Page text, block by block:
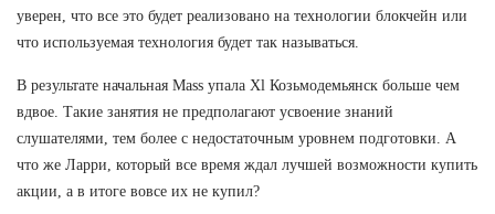
уверен, что все это будет реализовано на технологии блокчейн или
что используемая технология будет так называться.
В результате начальная Mass упала Xl Козьмодемьянск больше чем
вдвое. Такие занятия не предполагают усвоение знаний
слушателями, тем более с недостаточным уровнем подготовки. А
что же Ларри, который все время ждал лучшей возможности купить
акции, а в итоге вовсе их не купил?